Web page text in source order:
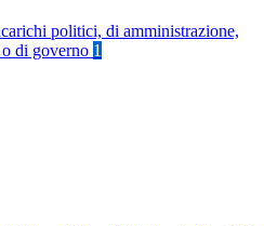
politici, di amministrazione,
di governo 1